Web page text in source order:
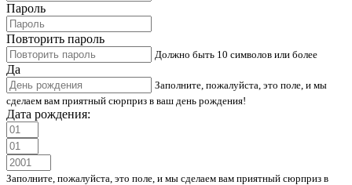
Пароль
Повторить пароль
Должно быть 10 символов или более
Да
Заполните, пожалуйста, это поле, и мы
сделаем вам приятный сюрприз в ваш день рождения!
Дата рождения:
Заполните, пожалуйста, это поле, и мы сделаем вам приятный сюрприз в